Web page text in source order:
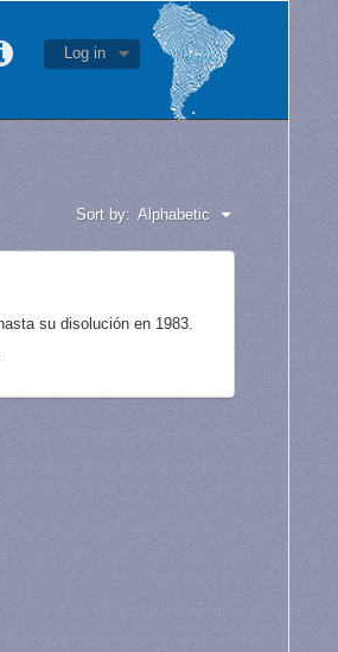
Log in
Sort by: Alphabetic
su disolución en 1983.